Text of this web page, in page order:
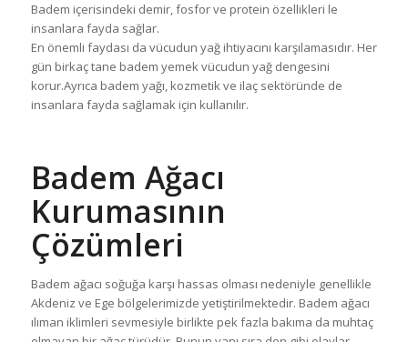
Badem içerisindeki demir, fosfor ve protein özellikleri le
insanlara fayda sağlar.
En önemli faydası da vücudun yağ ihtiyacını karşılamasıdır. Her
gün birkaç tane badem yemek vücudun yağ dengesini
korur.Ayrıca badem yağı, kozmetik ve ilaç sektöründe de
insanlara fayda sağlamak için kullanılır.
Badem Ağacı
Kurumasının
Çözümleri
Badem ağacı soğuğa karşı hassas olması nedeniyle genellikle
Akdeniz ve Ege bölgelerimizde yetiştirilmektedir. Badem ağacı
ılıman iklimleri sevmesiyle birlikte pek fazla bakıma da muhtaç